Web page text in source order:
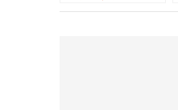
玉城ティナ）」の曲